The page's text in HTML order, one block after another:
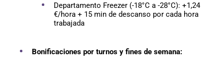
Departamento Freezer (-18°C a -28°C): +1,24
€/hora + 15 min de descanso por cada hora
trabajada
Bonificaciones por turnos y fines de semana: